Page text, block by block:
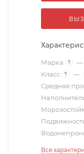
Марка ? —
Класс ? —
Средняя
Все